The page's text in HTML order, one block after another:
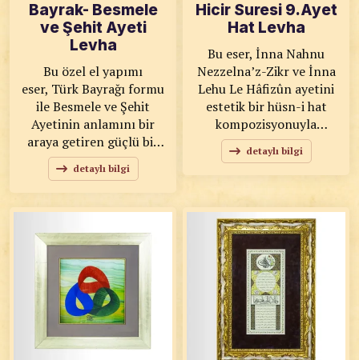
Bayrak- Besmele
ve Şehit Ayeti
Levha
Bu özel el yapımı
eser, Türk Bayrağı formu
ile Besmele ve Şehit
Ayetinin anlamını bir
araya getiren güçlü bir
kompozisyondur. Hilal ve
yıldız formu içerisine
yazıları, hem milli kimliği
hem de manevi derinliği
yansıtır. KOD: 0001
SANATKÂR: Ahmet Zeki
YAVAŞ ÖLÇÜ: 48x61
ESERİN ÖZELLİKLERİ: El
yapımı kağıt üzerine kök
boya kullanılarak
hazırlanmış olup, tıpkı
detaylı bilgi
Hicir Suresi 9.Ayet
Hat Levha
Bu eser, İnna Nahnu
Nezzelna’z-Zikr ve İnna
Lehu Le Hâfizûn ayetini
estetik bir hüsn-i hat
kompozisyonuyla
sunmaktadır. "Kur'anı Biz
İndirdik ve Onun
Biziz" anlamına gelen bu
ayet, ilahi kelamın
korunmuşluğunu ve
ebediliğini vurgular. KOD:
0002 SANATKÂR: Ahmet
Zeki YAVAŞ ÖLÇÜ: 29x56
ESERİN ÖZELLİKLERİ: El
yapımı kağıt üzerine is
mürekkebi kullanılarak
hazırlanan bu çalışma,
detaylı bilgi